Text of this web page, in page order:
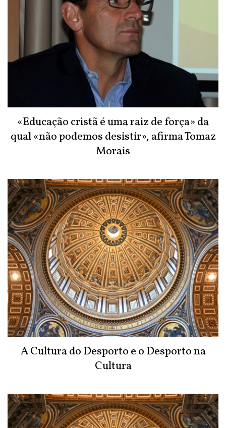
«Educação cristã é uma raiz de força» da
qual «não podemos desistir», afirma Tomaz
Morais
A Cultura do Desporto e o Desporto na
Cultura